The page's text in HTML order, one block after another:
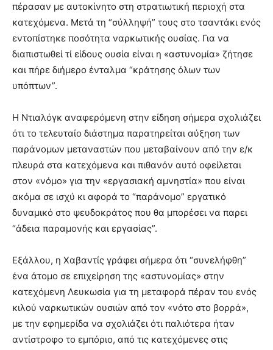
πέρασαν με αυτοκίνητο στη στρατιωτική περιοχή στα
κατεχόμενα. Μετά τη “σύλληψή” τους στο τσαντάκι ενός
εντοπίστηκε ποσότητα ναρκωτικής ουσίας. Για να
διαπιστωθεί τί είδους ουσία είναι η «αστυνομία» ζήτησε
και πήρε διήμερο ένταλμα “κράτησης όλων των
υπόπτων”.
Η Ντιαλόγκ αναφερόμενη στην είδηση σήμερα σχολιάζει
ότι το τελευταίο διάστημα παρατηρείται αύξηση των
παράνομων μεταναστών που μεταβαίνουν από την ε/κ
πλευρά στα κατεχόμενα και πιθανόν αυτό οφείλεται
στον «νόμο» για την «εργασιακή αμνηστία» που είναι
ακόμα σε ισχύ κι αφορά το “παράνομο” εργατικό
δυναμικό στο ψευδοκράτος που θα μπορέσει να παρει
“άδεια παραμονής και εργασίας”.
Εξάλλου, η Χαβαντίς γράφει σήμερα ότι “συνελήφθη”
ένα άτομο σε επιχείρηση της «αστυνομίας» στην
κατεχόμενη Λευκωσία για τη μεταφορά πέραν του ενός
κιλού ναρκωτικών ουσιών από τον «νότο στο βορρά»,
με την εφημερίδα να σχολιάζει ότι παλιότερα ήταν
αντίστροφο το εμπόριο, από τις κατεχόμενες στις